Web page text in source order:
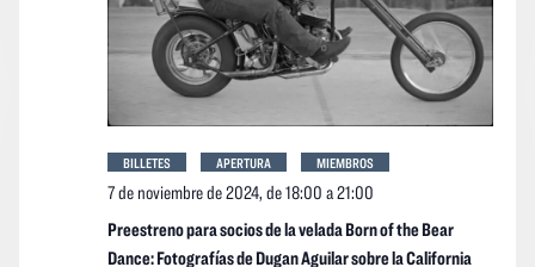
Preestreno para socios de la velada Born of the Bear
Dance: Fotografías de Dugan Aguilar sobre la California
7 de noviembre de 2024, de 18:00 a21:00
BILLETES APERTURA MIEMBROS